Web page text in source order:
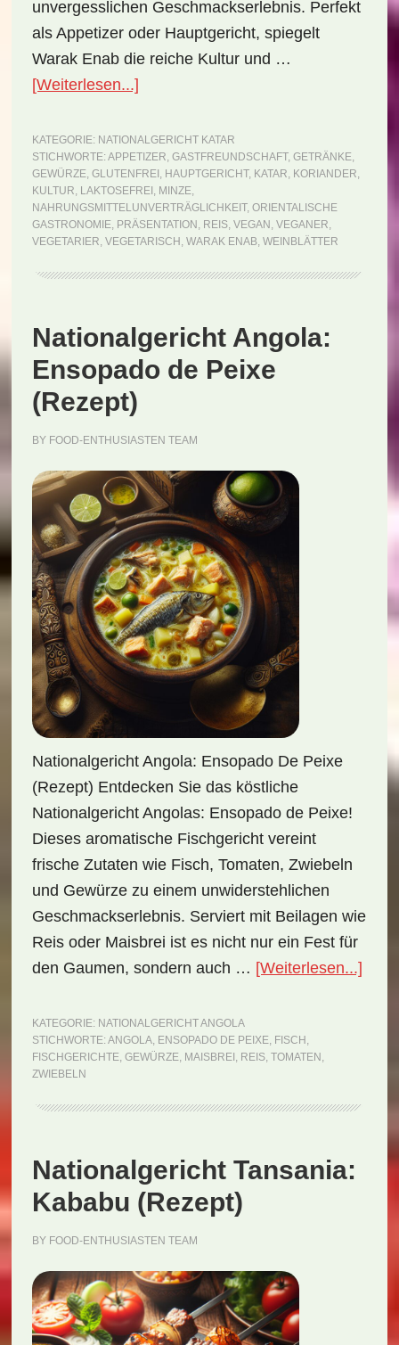
unvergesslichen Geschmackserlebnis. Perfekt
als Appetizer oder Hauptgericht, spiegelt
Warak Enab die reiche Kultur und …
[Weiterlesen...]ÜberNationalgericht
Warak
Enab
(Rezept)
KATEGORIE: NATIONALGERICHT KATAR
STICHWORTE: APPETIZER, GASTFREUNDSCHAFT, GETRÄNKE,
GEWÜRZE, GLUTENFREI , HAUPTGERICHT, KATAR, KORIANDER,
KULTUR, LAKTOSEFREI , MINZE,
NAHRUNGSMITTELUNVERTRÄGLICHKEIT, ORIENTALISCHE
GASTRONOMIE, PRÄSENTATION , REIS, VEGAN , VEGANER,
VEGETARIER, VEGETARISCH , WARAK ENAB, WEINBLÄTTER
Nationalgericht Angola:
Ensopado de Peixe
(Rezept)
BY FOOD-ENTHUSIASTEN TEAM
Nationalgericht Angola: Ensopado De Peixe
(Rezept) Entdecken Sie das köstliche
Nationalgericht Angolas: Ensopado de Peixe!
Dieses aromatische Fischgericht vereint
frische Zutaten wie Fisch, Tomaten, Zwiebeln
und Gewürze zu einem unwiderstehlichen
Geschmackserlebnis. Serviert mit Beilagen wie
Reis oder Maisbrei ist es nicht nur ein Fest für
den Gaumen, sondern auch … [Weiterlesen...]
KATEGORIE: NATIONALGERICHT ANGOLA
STICHWORTE: ANGOLA, ENSOPADO DE PEIXE, FISCH ,
FISCHGERICHTE, GEWÜRZE, MAISBREI , REIS, TOMATEN ,
ZWIEBELN
Nationalgericht Tansania:
Kababu (Rezept)
BY FOOD-ENTHUSIASTEN TEAM